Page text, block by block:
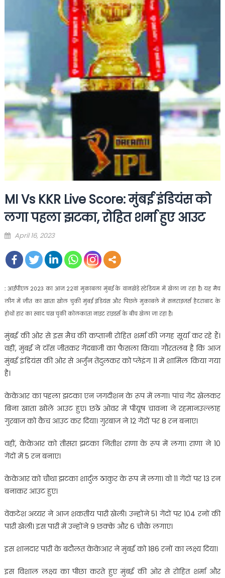
MI Vs KKR Live Score: मुंबई इंडियंस को
लगा पहला झटका, रोहित शर्मा हुए आउट
Posted
April 16, 2023
: आईपीएल 2023 का आज 22वां मुकाबला मुंबई के वानखेड़े स्टेडियम में खेला जा रहा है। यह मैच
लीग में जीत का खाता खोल चुकी मुंबई इंडियंस और पिछले मुकाबले में सनराइजर्स हैदराबाद के
होथों हार का स्वाद चख चुकी कोलकाता नाइट राइडर्स के बीच खेला जा रहा है।
मुंबई की ओर से इस मैच की कप्तानी रोहित शर्मा की जगह सूर्या कर रहे हैं।
वहीं, मुंबई ने टॉस जीतकर गेंदबाजी का फैसला किया। गौरतलब है कि आज
मुंबई इंडियंस की ओर से अर्जुन तेंदुलकर को प्लेइंग 11 में शामिल किया गया
है।
केकेआर का पहला झटका एन जगदीशन के रूप में लगा। पांच गेंद खेलकर
बिना खाता खोले आउट हुए। छठे ओवर में पीयूष चावना ने रहमानउल्लाह
गुरबाज को कैच आउट कर दिया। गुरबाज ने 12 गेंदों पर 8 रन बनाए।
वहीं, केकेआर को तीसरा झटका नितीश राणा के रूप में लगा। राणा ने 10
गेंदों में 5 रन बनाए।
केकेआर को चौथा झटका शार्दुल ठाकुर के रूप में लगा। वो 11 गेंदों पर 13 रन
बनाकर आउट हुए।
वेंकटेश अय्यर ने आज शकतीय पारी खेली। उन्होंने 51 गेंदों पर 104 रनों की
पारी खेली। इस पारी में उन्होंने 9 छक्के और 6 चौके लगाए।
इस शानदार पारी के बदौलत केकेआर ने मुंबई को 186 रनों का लक्ष्य दिया।
इस विशाल लक्ष्य का पीछा करते हुए मुंबई की ओर से रोहित शर्मा और